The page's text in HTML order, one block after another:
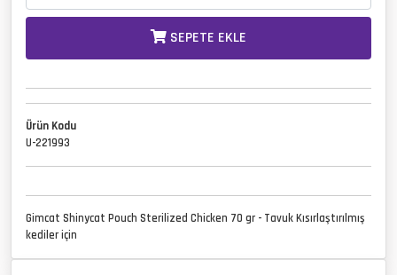
SEPETE EKLE
Ürün Kodu
U-221993
Gimcat Shinycat Pouch Sterilized Chicken 70 gr - Tavuk Kısırlaştırılmış
kediler için